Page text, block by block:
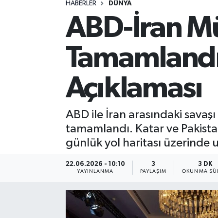
HABERLER DÜNYA
ABD-İran
Açıklaması
ABD ile İran arasındaki
tamamlandı. Katar ve
günlük yol haritası üzerinde
22.06.2026 - 10:10
YAYINLANMA
3
PAYLAŞIM
3 DK
OKUNMA